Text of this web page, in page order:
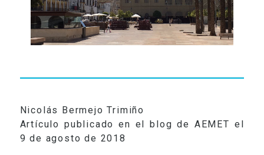
Nicolás Bermejo Trimiño
Artículo publicado en el blog de AEMET el
9 de agosto de 2018